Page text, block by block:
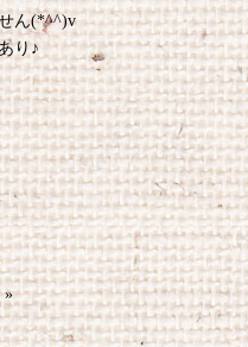
ん(*^^)v
り♪
»